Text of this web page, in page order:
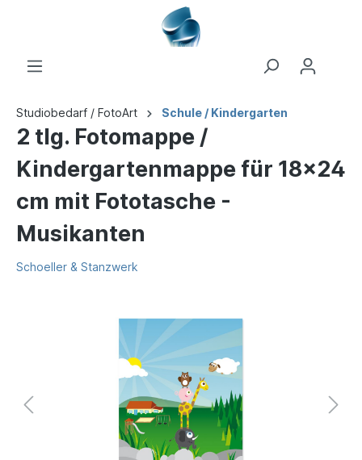
Studiobedarf / FotoArt Schule / Kindergarten
2 tlg. Fotomappe /
Kindergartenmappe für 18x24
cm mit Fototasche -
Musikanten
Schoeller & Stanzwerk